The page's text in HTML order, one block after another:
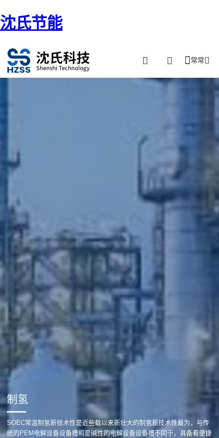
沈氏节能
常常
制氢
SOEC常温制氢新技术性是近些载以来新壮大的制氢新技术性最为，与传
统的PEM电解设备设备槽和是碱性的电解设备设备槽不同于，具备着便捷